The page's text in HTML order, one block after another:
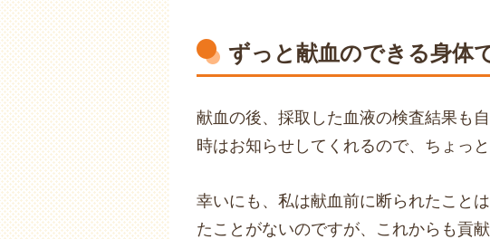
ずっと献血のできる身体
献血の後、採取した血液の検査結果も
時はお知らせしてくれるので、ちょっ
幸いにも、私は献血前に断られたこと
たことがないのですが、これからも貢